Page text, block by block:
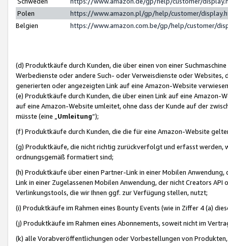
Polen
https://www.amazon.pl/gp/help/customer/
Belgien
https://www.amazon.com.be/gp/help/customer/
(d) Produktkäufe durch Kunden, die über einen von einer
Werbedienste oder andere Such- oder Verweisdienste oder Websites,
generierten oder angezeigten Link auf eine Amazon-Website
(e) Produktkäufe durch Kunden, die über einen Link auf eine
auf eine Amazon-Website umleitet, ohne dass der Kunde auf der
müsste (eine „ Umleitung“);
(f) Produktkäufe durch Kunden, die die für eine Amazon-Website
(g) Produktkäufe, die nicht richtig zurückverfolgt und erfasst werden,
ordnungsgemäß formatiert sind;
(h) Produktkäufe über einen Partner-Link in einer Mobilen
Link in einer Zugelassenen Mobilen Anwendung, der nicht Creators
Verlinkungstools, die wir Ihnen ggf. zur Verfügung stellen, nutzt;
(i) Produktkäufe im Rahmen eines Bounty Events (wie in Ziffer 4 (a)
(j) Produktkäufe im Rahmen eines Abonnements, soweit nicht im
(k) alle Vorabveröffentlichungen oder Vorbestellungen von